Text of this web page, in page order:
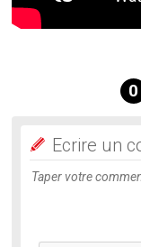
0
Ecrire un